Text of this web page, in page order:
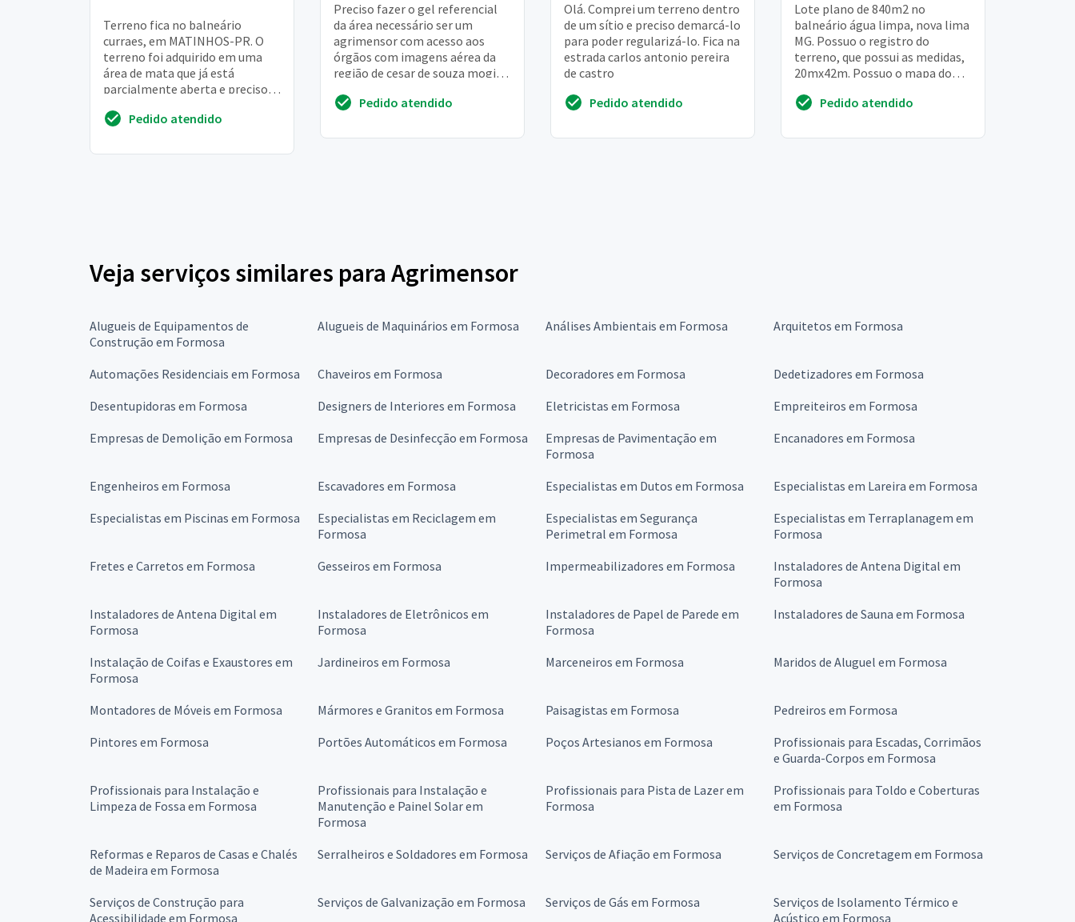
Terreno fica no balneário
curraes, em MATINHOS-PR. O
terreno foi adquirido em uma
área de mata que já está
parcialmente aberta e preciso
eventual construção
Pedido atendido
Preciso fazer o gel referencial
da área necessário ser um
agrimensor com acesso aos
órgãos com imagens aérea da
região de cesar de souza mogi
Pedido atendido
Olá. Comprei um terreno dentro
de um sítio e preciso demarcá-lo
para poder regularizá-lo. Fica na
estrada carlos antonio pereira
de castro
Pedido atendido
Lote plano de 840m2 no
balneário água limpa, nova lima
MG. Possuo o registro do
terreno, que possui as medidas,
20mx42m. Possuo o mapa do
lotes. Lote está limpo...
Pedido atendido
Veja serviços similares para Agrimensor
Alugueis de Equipamentos de
Construção em Formosa
Alugueis de Maquinários em Formosa Análises Ambientais em Formosa Arquitetos em Formosa
Automações Residenciais em Formosa Chaveiros em Formosa Decoradores em Formosa
Dedetizadores em Formosa
Desentupidoras em Formosa
Designers de Interiores em Formosa Eletricistas em Formosa
Empreiteiros em Formosa
Empresas de Demolição em Formosa
Empresas de Desinfecção em Formosa
Empresas de Pavimentação em
Formosa
Encanadores em Formosa
Engenheiros em Formosa Escavadores em Formosa Especialistas em Dutos em Formosa
Especialistas em Lareira em Formosa
Especialistas em Piscinas em Formosa
Especialistas em Reciclagem em
Formosa
Especialistas em Segurança
Perimetral em Formosa
Especialistas em Terraplanagem em
Formosa
Fretes e Carretos em Formosa
Gesseiros em Formosa Impermeabilizadores em Formosa
Instaladores de Antena Digital em
Formosa
Instaladores de Antena Digital em
Formosa
Instaladores de Eletrônicos em
Formosa
Instaladores de Papel de Parede em
Formosa
Instaladores de Sauna em Formosa
Instalação de Coifas e Exaustores em
Formosa
Jardineiros em Formosa Marceneiros em Formosa Maridos de Aluguel em Formosa
Montadores de Móveis em Formosa Mármores e Granitos em Formosa Paisagistas em Formosa
Pedreiros em Formosa
Pintores em Formosa
Portões Automáticos em Formosa Poços Artesianos em Formosa
Profissionais para Escadas, Corrimãos
e Guarda-Corpos em Formosa
Profissionais para Instalação e
Limpeza de Fossa em Formosa
Profissionais para Instalação e
Manutenção e Painel Solar em
Formosa
Profissionais para Pista de Lazer em
Formosa
Profissionais para Toldo e Coberturas
em Formosa
Reformas e Reparos de Casas e Chalés
de Madeira em Formosa
Serralheiros e Soldadores em Formosa Serviços de Afiação em Formosa Serviços de Concretagem em Formosa
Serviços de Construção para
Acessibilidade em Formosa
Serviços de Galvanização em Formosa Serviços de Gás em Formosa
Serviços de Isolamento Térmico e
Acústico em Formosa